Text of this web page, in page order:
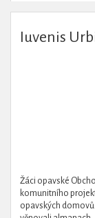
Iuvenis
Žáci opavské
komunitního
opavských